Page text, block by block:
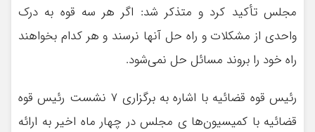
مجلس تأکید کرد و متذکر شد: اگر هر سه قوه به درک
واحدی از مشکلات و راه حل آنها نرسند و هر کدام بخواهند
راه خود را بروند مسائل حل نمی‌شود.
رئیس قوه قضائیه با اشاره به برگزاری ۷ نشست رئیس قوه
قضائیه با کمیسیون‌ها ی مجلس در چهار ماه اخیر به ارائه